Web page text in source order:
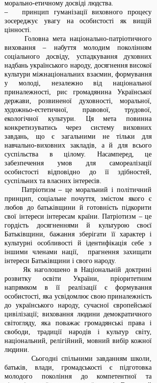
морально-етичному досвіді людства.
– принцип гуманізації виховного процесу
зосереджує увагу на особистості як вищій
цінності.
Головна мета національно-патріотичного
виховання – набуття молодим поколінням
соціального досвіду, успадкування духовних
надбань українського народу, досягнення високої
культури міжнаціональних взаємин, формування
у молоді, незалежно від національної
приналежності, рис громадянина Української
держави, розвиненої духовності, моральної,
художньо-естетичної, правової, трудової,
екологічної культури. Ця мета повинна
конкретизуватись через систему виховних
завдань, що є загальними не тільки для
навчально-виховних закладів, а й для всього
суспільства в цілому. Насамперед, це
забезпечення умов для самореалізації
особистості відповідно до її здібностей,
суспільних та власних інтересів.
Патріотизм – це моральний і політичний
принцип, соціальне почуття, змістом якого є
любов до батьківщини й готовність підкорити
свої інтереси інтересам країни. Патріотизм – це
гордість досягненнями й культурою своєї
Батьківщини, бажання зберігати її характер і
культурні особливості й ідентифікація себе з
іншими членами нації, прагнення захищати
інтереси Батьківщини і свого народу.
Як наголошено в Національній доктрині
розвитку освіти України, пріоритетним
напрямком в її реалізації є формування
особистості, яка усвідомлює свою приналежність
до українського народу, сучасної європейської
цивілізації; виховання людини демократичного
світогляду, яка поважає громадянські права і
свободи, традиції народів і культур світу,
національний, релігійний, мовний вибір кожної
людини.
Сьогодні спільними завданням школи,
батьків, влади, громадськості є підготовка
молодого покоління до компетентної та